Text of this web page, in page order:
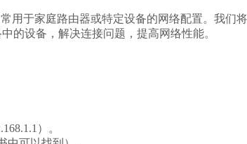
用于家庭路由器或特定设备的网络配置。我们
的设备，解决连接问题，提高网络性能。
）。